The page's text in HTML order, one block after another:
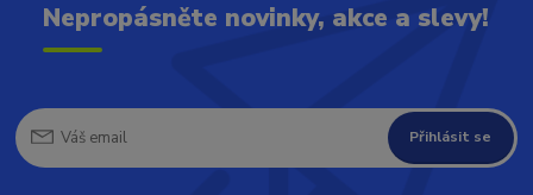
Nepropásněte novinky, akce a slevy!
Přihlásit se